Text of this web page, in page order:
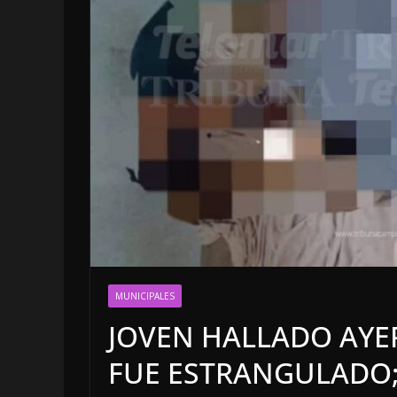
MUNICIPALES
JOVEN HALLADO
FUE
LOCALES OPINIÓN
7 agosto, 2026